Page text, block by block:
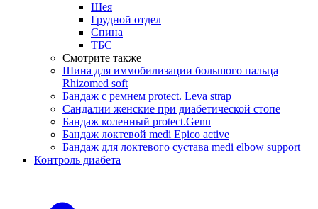
Шея
Грудной отдел
Спина
ТБС
Смотрите также
Шина для иммобилизации большого пальца
Rhizomed soft
Бандаж с ремнем protect. Leva strap
Сандалии женские при диабетической стопе
Бандаж коленный protect.Genu
Бандаж локтевой medi Epico active
Бандаж для локтевого сустава medi elbow support
Контроль диабета